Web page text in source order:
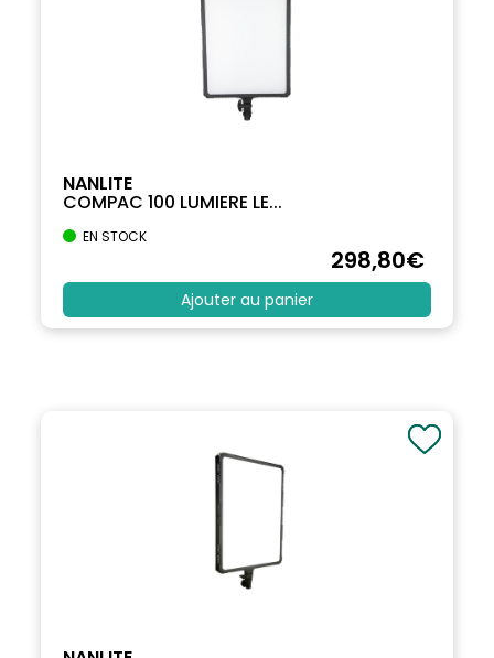
NANLITE
COMPAC 100 LUMIERE LE...
EN STOCK
298,80€
Ajouter au panier